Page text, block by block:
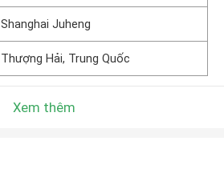
Shanghai Juheng
Thượng Hải, Trung Quốc
Xem thêm